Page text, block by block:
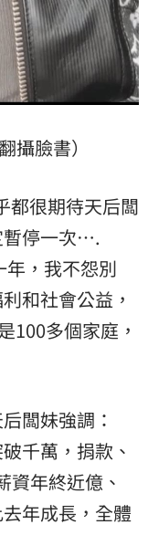
臉書）
都很期待天后闆
暫停一次….
，我不怨別
和社會公益，
100多個家庭，
闆妹強調：
千萬，捐款、
年終近億、
年成長，全體